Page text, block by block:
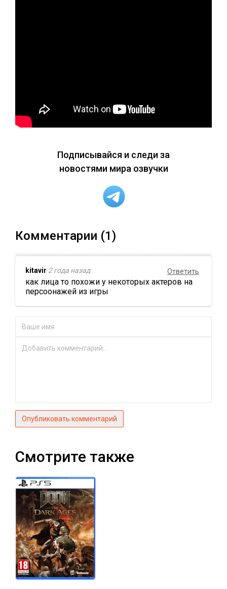
Подписывайся и следи за
новостями мира озвучки
Комментарии (1)
Ответить
kitavir 2 года назад
как лица то похожи у некоторых актеров на
персоонажей из игры
Опубликовать комментарий
Смотрите также